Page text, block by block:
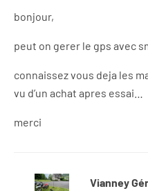
bonjour,
peut on gerer le gps avec
connaissez vous deja les
vu d’un achat apres essai…
merci
Vianney